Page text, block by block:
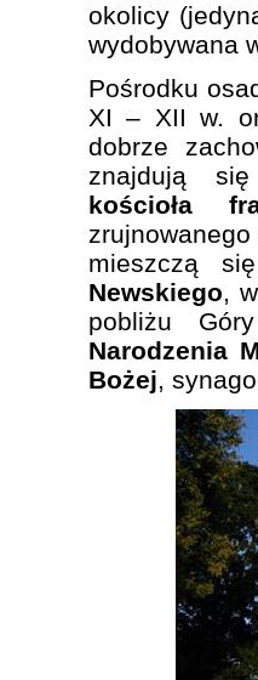
okolicy
wydobywana
Pośrodku
XI – XII w.
dobrze
znajdują
kościoła
mieszczą
Newskiego,
pobliżu
Narodzenia
Bożej,